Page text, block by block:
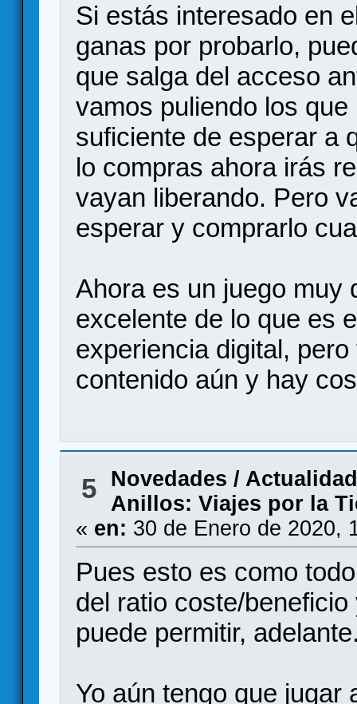
Si estás interesado en
ganas por probarlo,
que salga del acceso
vamos puliendo los
suficiente de esperar a
lo compras ahora irás
vayan liberando. Pero
esperar y comprarlo
Ahora es un juego muy
excelente de lo que es
experiencia digital,
contenido aún y hay
5
Novedades / Actualidad
Anillos: Viajes por la
« en: 30 de Enero de 2020,
Pues esto es como
del ratio coste/
puede permitir,
Yo aún tengo que jugar